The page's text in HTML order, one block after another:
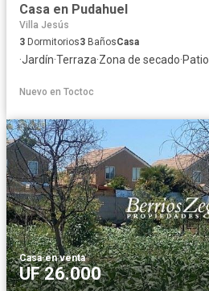
Casa en Pudahuel
Villa Jesús
3 Dormitorios3 BañosCasa
·Jardín·Terraza·Zona de secado·Patio
Nuevo en Toctoc
Casa·en venta
UF 26.000